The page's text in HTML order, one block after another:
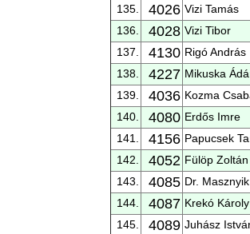
135.
4026 Vizi Tamás
136.
4028 Vizi Tibor
137.
4130 Rigó András
138.
4227 Mikuska
139.
4036 Kozma
140.
4080 Erdős Imre
141.
4156 Papucsek
142.
4052 Fülöp Zoltán
143.
4085 Dr.
144.
4087 Krekó Károly
145.
4089 Juhász